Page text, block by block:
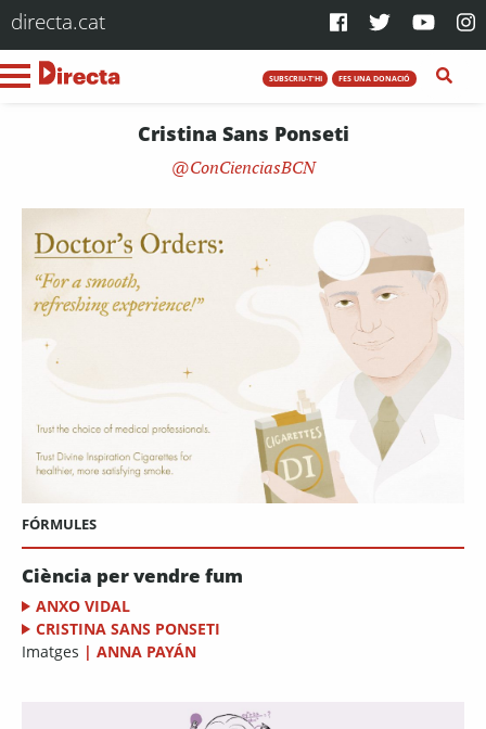
directa.cat
SUBSCRIU-T'HI FES UNA DONACIÓ
Cristina Sans Ponseti
ConCienciasBCN
FÓRMULES
Ciència per vendre fum
ANXO VIDAL
CRISTINA SANS PONSETI
Imatges | ANNA PAYÁN